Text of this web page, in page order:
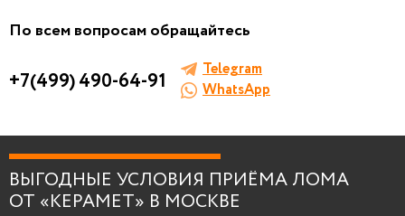
Заполните форму, мы сами к вам позвоним!
Я согласен наобработку персональных
данных.
По всем вопросам обращайтесь
+7(499) 490-64-91
Telegram
WhatsApp
ВЫГОДНЫЕ УСЛОВИЯ ПРИЁМА ЛОМА
ОТ «КЕРАМЕТ» В МОСКВЕ